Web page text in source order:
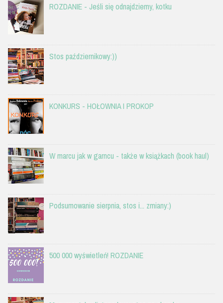
ROZDANIE - Jeśli się odnajdziemy, kotku
Stos październikowy:))
KONKURS - HOŁOWNIA I PROKOP
W marcu jak w garncu - także w książkach (book haul)
Podsumowanie sierpnia, stos i... zmiany:)
500 000 wyświetleń! ROZDANIE